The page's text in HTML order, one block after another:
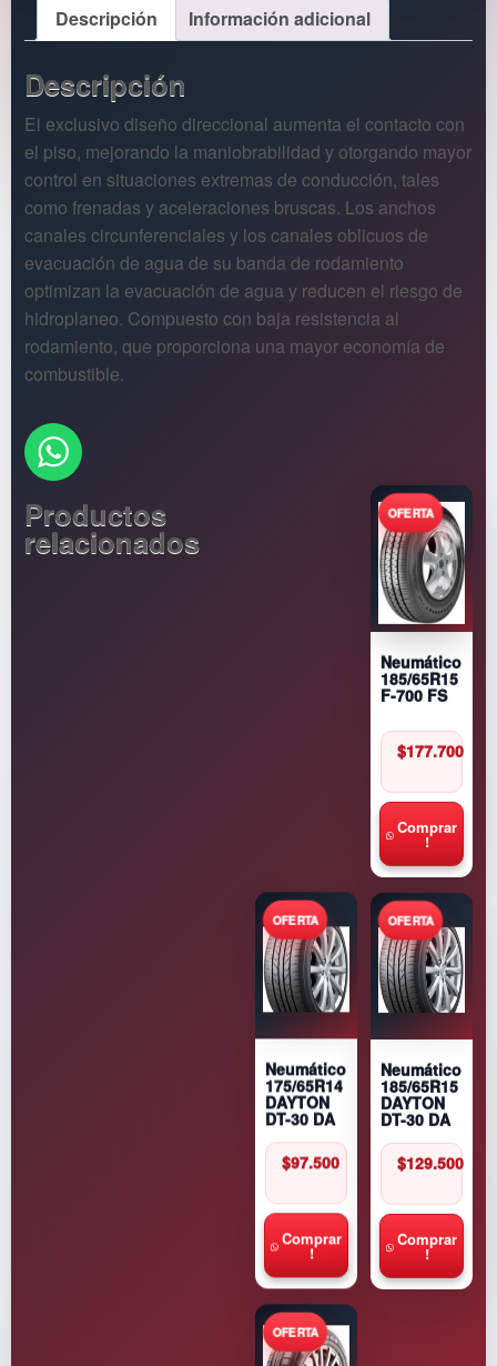
Descripción Información adicional
Descripción
El exclusivo diseño direccional aumenta el contacto con
el piso, mejorando la maniobrabilidad y otorgando mayor
control en situaciones extremas de conducción, tales
como frenadas y aceleraciones bruscas. Los anchos
canales circunferenciales y los canales oblicuos de
evacuación de agua de su banda de rodamiento
optimizan la evacuación de agua y reducen el riesgo de
hidroplaneo. Compuesto con baja resistencia al
rodamiento, que proporciona una mayor economía de
combustible.
Productos
relacionados
Neumático
185/65R15
F-700 FS
$177.700
Comprar
!
Neumático
175/65R14
DAYTON
DT-30 DA
$97.500
Comprar
!
Neumático
185/65R15
DAYTON
DT-30 DA
$129.500
Comprar
!